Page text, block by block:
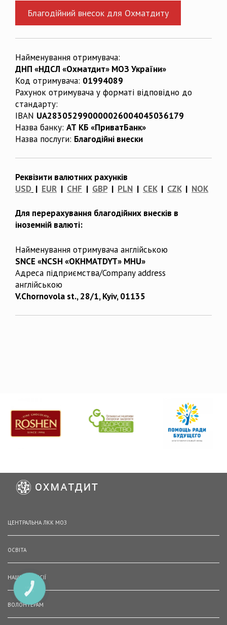
Благодійний внесок для Охматдиту
Найменування отримувача:
ДНП «НДСЛ «Охматдит» МОЗ України»
Код отримувача: 01994089
Рахунок отримувача у форматі відповідно до
стандарту:
IBAN UA283052990000026004045036179
Назва банку: АТ КБ «ПриватБанк»
Назва послуги: Благодійні внески
Реквізити валютних рахунків
USD | EUR | CHF | GBP| PLN | CEK| CZK| NOK
Для перерахування благодійних внесків в
іноземній валюті:
Найменування отримувача англійською
SNCE «NCSH «OKHMATDYT» MHU»
Адреса підприємства/Company address
англійською
V.Chornovola st., 28/1, Kyiv, 01135
ЦЕНТРАЛЬНА ЛКК МОЗ
ОСВІТА
НАШІ ВАКАНСІЇ
ВОЛОНТЕРАМ
КНОПКА
ЗВ'ЯЗКУ